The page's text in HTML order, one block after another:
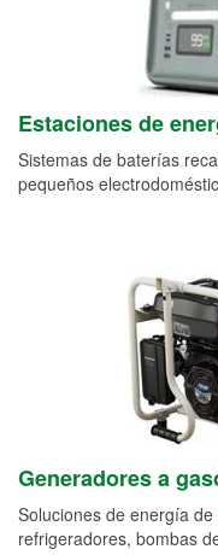
Estaciones de
Sistemas de baterías
pequeños
Generadores a
Soluciones de energía
refrigeradores, bombas